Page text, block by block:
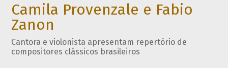
Camila Provenzale e Fabio
Zanon
Cantora e violonista apresentam repertório de
compositores clássicos brasileiros